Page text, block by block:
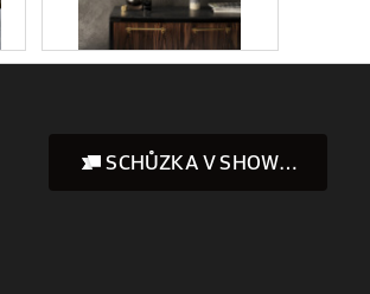
SCHŮZKA V SHOWROOMU